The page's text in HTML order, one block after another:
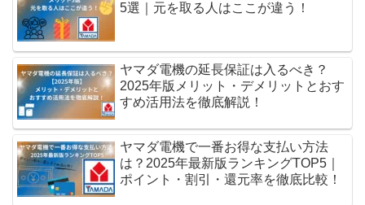
5選｜元を取る人はここが違う！
ヤマダ電機の延長保証は入るべき？
2025年版メリット・デメリットとおす
すめ活用法を徹底解説！
ヤマダ電機で一番お得な支払い方法
は？2025年最新版ランキングTOP5｜
ポイント・割引・還元率を徹底比較！